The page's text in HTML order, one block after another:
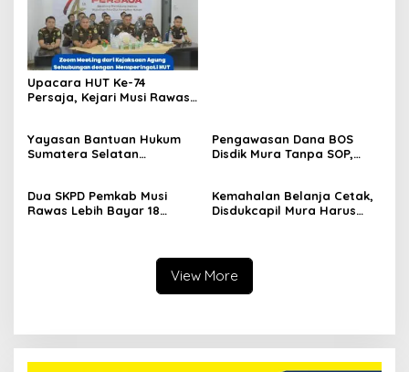
Upacara HUT Ke-74
Persaja, Kejari Musi Rawas
Penegakan Hukum
Yayasan Bantuan Hukum
Sumatera Selatan
Bahet Edi Kuswoyo
Pengawasan Dana BOS
Disdik Mura Tanpa SOP,
Dua SKPD Pemkab Musi
Rawas Lebih Bayar 18
Kemahalan Belanja Cetak,
Disdukcapil Mura Harus
View More